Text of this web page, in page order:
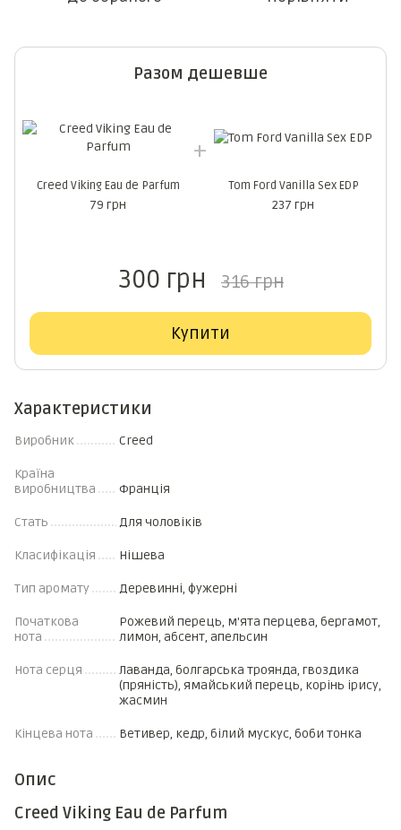
Разом дешевше
Creed Viking Eau de Parfum
79 грн
Tom Ford Vanilla Sex EDP
237 грн
300 грн 316 грн
Купити
Характеристики
Виробник Creed
Країна
виробництва
Франція
Стать Для чоловіків
Класифікація Нішева
Тип аромату Деревинні, фужерні
Початкова
нота
Рожевий перець, м'ята перцева, бергамот,
лимон, абсент, апельсин
Нота серця
Лаванда, болгарська троянда, гвоздика
(пряність), ямайський перець, корінь ірису,
жасмин
Кінцева нота Ветивер, кедр, білий мускус, боби тонка
Опис
Creed Viking Eau de Parfum